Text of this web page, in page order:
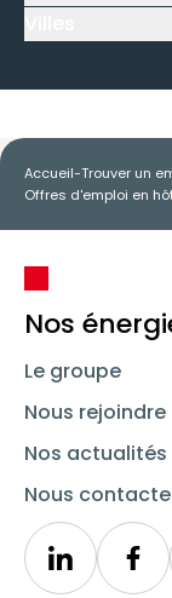
Accueil-Trouver un
Offres d'emploi en
Nos
Le groupe
Nous rejoindre
Nos actualités
Nous
Linkedin